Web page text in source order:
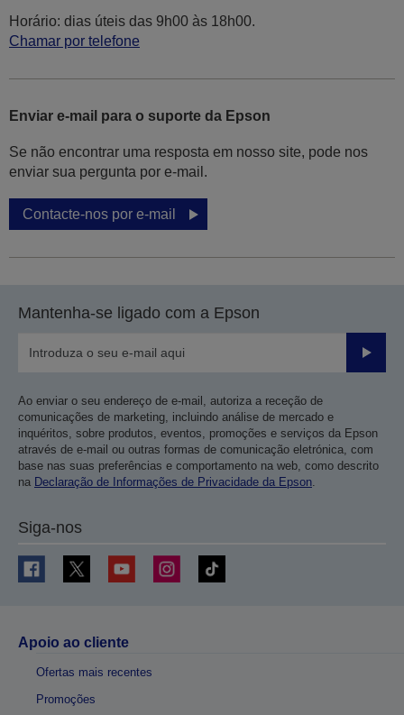
Horário: dias úteis das 9h00 às 18h00.
Chamar por telefone
Enviar e-mail para o suporte da Epson
Se não encontrar uma resposta em nosso site, pode nos
enviar sua pergunta por e-mail.
Contacte-nos por e-mail
Mantenha-se ligado com a Epson
Enviar
Ao enviar o seu endereço de e-mail, autoriza a receção de
comunicações de marketing, incluindo análise de mercado e
inquéritos, sobre produtos, eventos, promoções e serviços da Epson
através de e-mail ou outras formas de comunicação eletrónica, com
base nas suas preferências e comportamento na web, como descrito
na Declaração de Informações de Privacidade da Epson.
Siga-nos
Apoio ao cliente
Ofertas mais recentes
Promoções